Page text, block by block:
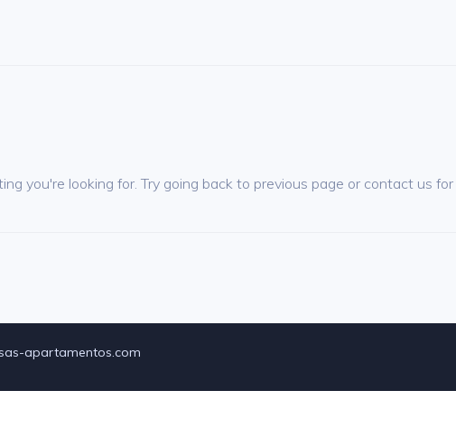
you're looking for. Try going back to previous page or contact us
apartamentos.com